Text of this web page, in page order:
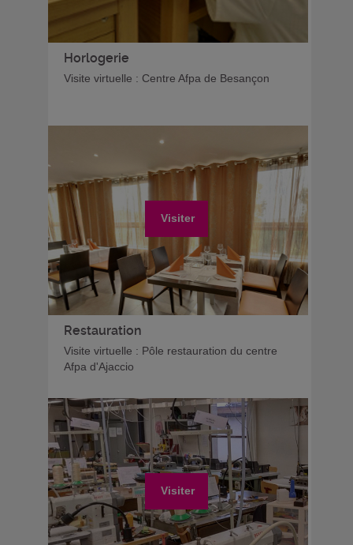
Horlogerie
Visite virtuelle : Centre Afpa de Besançon
Visiter
Restauration
Visite virtuelle : Pôle restauration du centre
Afpa d'Ajaccio
Visiter